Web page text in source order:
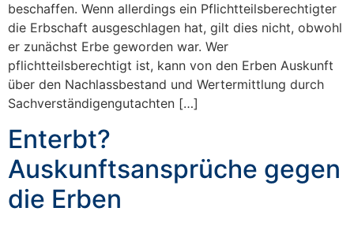
beschaffen. Wenn allerdings ein Pflichtteilsberechtigter
die Erbschaft ausgeschlagen hat, gilt dies nicht, obwohl
er zunächst Erbe geworden war. Wer
pflichtteilsberechtigt ist, kann von den Erben Auskunft
über den Nachlassbestand und Wertermittlung durch
Sachverständigengutachten […]
Enterbt?
Auskunftsansprüche gegen
die Erben